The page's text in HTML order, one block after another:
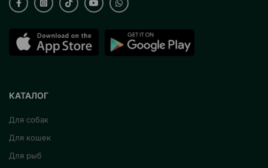
КАТАЛОГ
Для собак
Для кошек
Для рыб